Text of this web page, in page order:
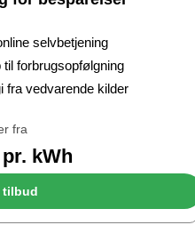
selvbetjening
til forbrugsopfølgning
fra vedvarende kilder
fra
kWh
tilbud